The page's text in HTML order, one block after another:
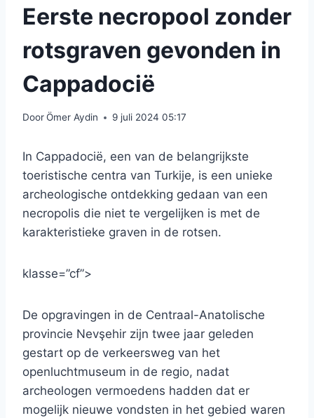
Eerste necropool zonder
rotsgraven gevonden in
Cappadocië
DoorÖmer Aydin 9 juli 2024 05:17
In Cappadocië, een van de belangrijkste
toeristische centra van Turkije, is een unieke
archeologische ontdekking gedaan van een
necropolis die niet te vergelijken is met de
karakteristieke graven in de rotsen.
klasse=”cf”>
De opgravingen in de Centraal-Anatolische
provincie Nevşehir zijn twee jaar geleden
gestart op de verkeersweg van het
openluchtmuseum in de regio, nadat
archeologen vermoedens hadden dat er
mogelijk nieuwe vondsten in het gebied waren